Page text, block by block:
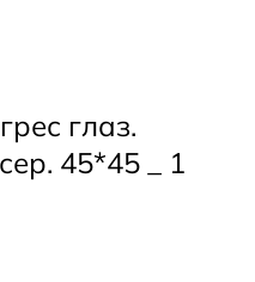
глаз.
45*45 _ 1